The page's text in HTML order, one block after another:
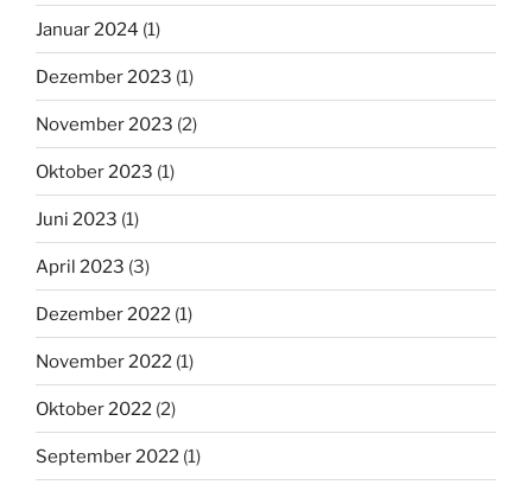
Januar 2024 (1)
Dezember 2023 (1)
November 2023 (2)
Oktober 2023 (1)
Juni 2023 (1)
April 2023 (3)
Dezember 2022 (1)
November 2022 (1)
Oktober 2022 (2)
September 2022 (1)